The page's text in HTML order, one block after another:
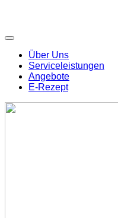
Über Uns
Serviceleistungen
Angebote
E-Rezept